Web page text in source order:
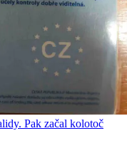
Pak začal kolotoč